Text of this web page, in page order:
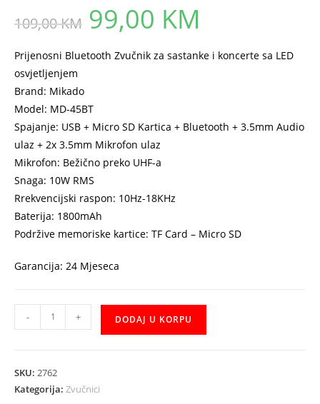
109,00KM
Original
price
was:
99,00 KM
Prijenosni Bluetooth Zvučnik za sastanke i koncerte sa LED
osvjetljenjem
Brand: Mikado
Model: MD-45BT
Spajanje: USB + Micro SD Kartica + Bluetooth + 3.5mm Audio
ulaz + 2x 3.5mm Mikrofon ulaz
Mikrofon: Bežično preko UHF-a
Snaga: 10W RMS
Rrekvencijski raspon: 10Hz-18KHz
Baterija: 1800mAh
Podržive memoriske kartice: TF Card – Micro SD
Garancija: 24 Mjeseca
Zvucnici
Mikado
Karaoke
- + DODAJ U KORPU
SKU: 2762
Kategorija: Zvučnici